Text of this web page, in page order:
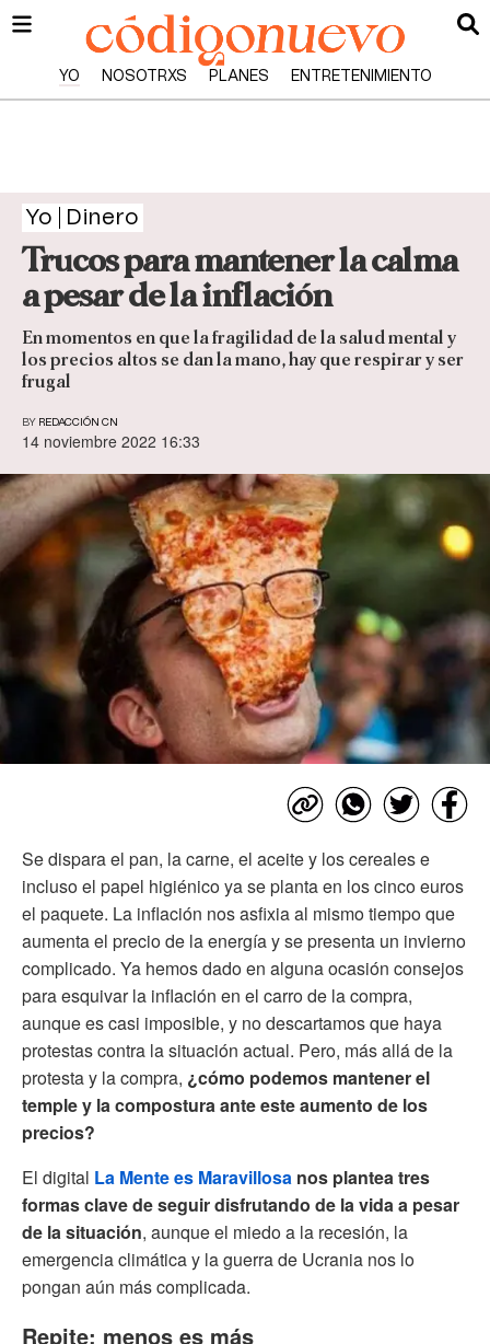
YO NOSOTRXS PLANES ENTRETENIMIENTO
Yo Dinero
Trucos para mantener la calma
a pesar de la inflación
En momentos en que la fragilidad de la salud mental y
los precios altos se dan la mano, hay que respirar y ser
frugal
BY REDACCIÓN CN
14 noviembre 2022 16:33
Se dispara el pan, la carne, el aceite y los cereales e
incluso el papel higiénico ya se planta en los cinco euros
el paquete. La inflación nos asfixia al mismo tiempo que
aumenta el precio de la energía y se presenta un invierno
complicado. Ya hemos dado en alguna ocasión consejos
para esquivar la inflación en el carro de la compra,
aunque es casi imposible, y no descartamos que haya
protestas contra la situación actual. Pero, más allá de la
protesta y la compra, ¿cómo podemos mantener el
temple y la compostura ante este aumento de los
precios?
El digital La Mente es Maravillosa nos plantea tres
formas clave de seguir disfrutando de la vida a pesar
de la situación, aunque el miedo a la recesión, la
emergencia climática y la guerra de Ucrania nos lo
pongan aún más complicada.
Repite: menos es más